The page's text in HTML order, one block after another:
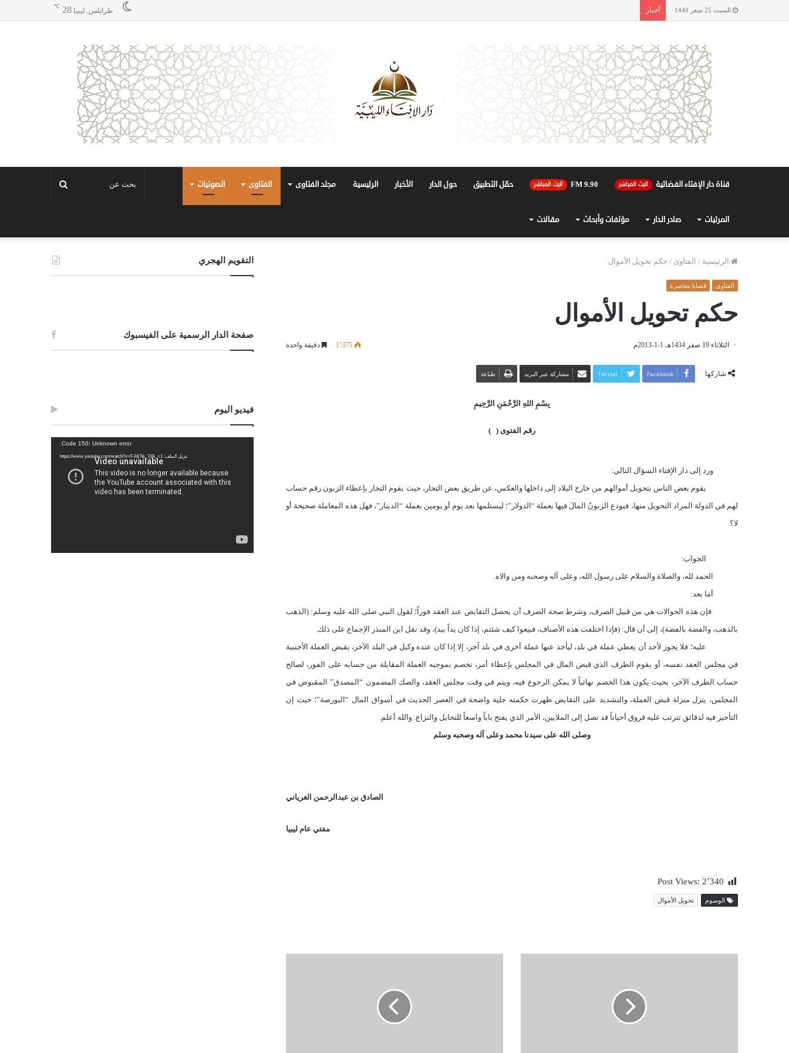
السبت 25 صفر 1448 أخبار طرابلس, ليبيا 28
℃
قناة دار الإفتاء الفضائية البث المباشر 90.FM 9 البث المباشر حمّل التطبيق حول الدار الأخبار الرئيسية مجلد الفتاوى الفتاوى الصوتيات
المرئيات صادر الدار مؤلفات وأبحاث مقالات
الرئيسية / الفتاوى / حكم تحويل الأموال
الفتاوى قضايا معاصرة
حكم تحويل الأموال
الثلاثاء 19 صفر 1434هـ 1-1-2013م 1٬375 دقيقة واحدة
شاركها Facebook
Twitter مشاركة عبر البريد طباعة
بِسْمِ اللهِ الرَّحْمَنِ الرَّحِيمِ
رقم الفتوى ( )
ورد إلى دار الإفتاء السؤال التالي:
يقوم بعض الناس بتحويل أموالهم من خارج البلاد إلى داخلها والعكس، عن طريق بعض التجار، حيث يقوم التجار بإعطاء الزبون رقم حساب
لهم في الدولة المراد التحويل منها، فيودع الزبونُ المالَ فيها بعملة “الدولار”؛ ليستلمها بعد يوم أو يومين بعملة “الدينار”، فهل هذه المعاملة صحيحة أو
لا؟
الجواب:
الحمد لله، والصلاة والسلام على رسول الله، وعلى آله وصحبه ومن والاه.
أما بعد:
فإن هذه الحوالات هي من قبيل الصرف، وشرط صحة الصرف أن يحصل التقابض عند العقد فوراً؛ لقول النبي صلى الله عليه وسلم: (الذهب
بالذهب، والفضة بالفضة)، إلى أن قال: (فإذا اختلفت هذه الأصناف، فبيعوا كيف شئتم، إذا كان يداً بيد)، وقد نقل ابن المنذر الإجماع على ذلك.
عليه؛ فلا يجوز لأحد أن يعطي عملة في بلد، ليأخذ عنها عملة أخرى في بلد آخر، إلا إذا كان عنده وكيل في البلد الآخر، يقبض العملة الأجنبية
في مجلس العقد نفسه، أو يقوم الطرف الذي قبض المال في المجلس بإعطاء أمر، تخصم بموجبه العملة المقابلة من حسابه على الفور، لصالح
حساب الطرف الآخر، بحيث يكون هذا الخصم نهائياً لا يمكن الرجوع فيه، ويتم في وقت مجلس العقد، والصك المضمون “المصدق” المقبوض في
المجلس، ينزل منزلة قبض العملة، والتشديد على التقابض ظهرت حكمته جلية واضحة في العصر الحديث في أسواق المال “البورصة”؛ حيث إن
التأخير فيه لدقائق تترتب عليه فروق أحياناً قد تصل إلى الملايين، الأمر الذي يفتح باباً واسعاً للتحايل والنزاع. والله أعلم.
وصلى الله على سيدنا محمد وعلى آله وصحبه وسلم
الصادق بن عبدالرحمن الغرياني
مفتي عام ليبيا
Post Views: 2٬340
الوسوم تحويل الأموال
التقويم الهجري
صفحة الدار الرسمية على الفيسبوك
فيديو اليوم
Code 150: Unknown error.
تنزيل الملف: https://www.youtube.com/watch?v=FJdj7tk_7jI&_=1